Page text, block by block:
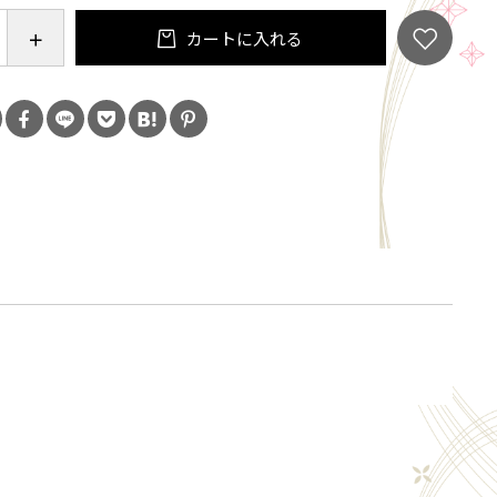
カートに入れる